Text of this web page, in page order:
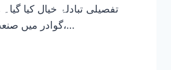
تفصیلی تبادلۂ خیال کیا
گوادر میں صنعت کاری کے فروغ،…